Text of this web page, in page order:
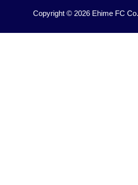
Copyright © 2026 Ehime FC